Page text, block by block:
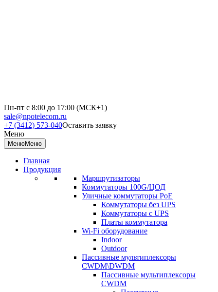
Пн-пт с 8:00 до 17:00 (МСК+1)
sale@npotelecom.ru
+7 (3412) 573-040Оставить заявку
Меню
МенюМеню
Главная
Продукция
Маршрутизаторы
Коммутаторы 100G/ЦОД
Уличные коммутаторы PoE
Коммутаторы без UPS
Коммутаторы с UPS
Платы коммутатора
Wi-Fi оборудование
Indoor
Outdoor
Пассивные мультиплексоры
CWDM\DWDM
Пассивные мультиплексоры
CWDM